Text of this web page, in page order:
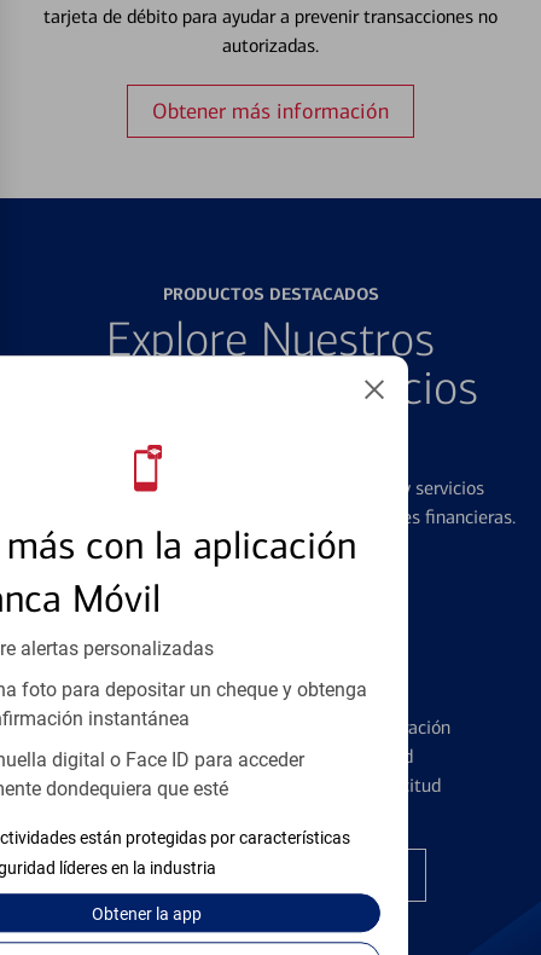
con la aplicación
Móvil
alertas personalizadas
foto para depositar un cheque y obtenga
instantánea
digital o Face ID para acceder
dondequiera que esté
están protegidas por características
líderes en la industria
Obtenerla app
tarjeta de débito para ayudar a prevenir transacciones no
autorizadas.
Obtener más información
PRODUCTOS DESTACADOS
Explore Nuestros
Productos y Servicios
Destacados
Ofrecemos una amplia gama de productos y servicios
diseñados para ayudar con todas sus necesidades financieras.
Tarjetas de Crédito
Conozca los pormenores de la administración
de tarjetas de crédito y la identidad
financiera antes de presentar una solicitud
Encuentre la tarjeta correcta